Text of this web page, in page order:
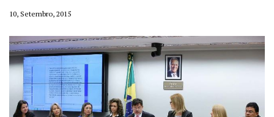
10, Setembro, 2015